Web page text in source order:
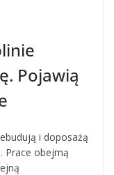
Pojawią
i doposażą
Prace obejmą